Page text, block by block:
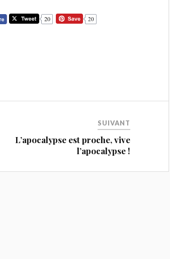
20 20
SUIVANT
L’apocalypse est proche, vive
l’apocalypse !